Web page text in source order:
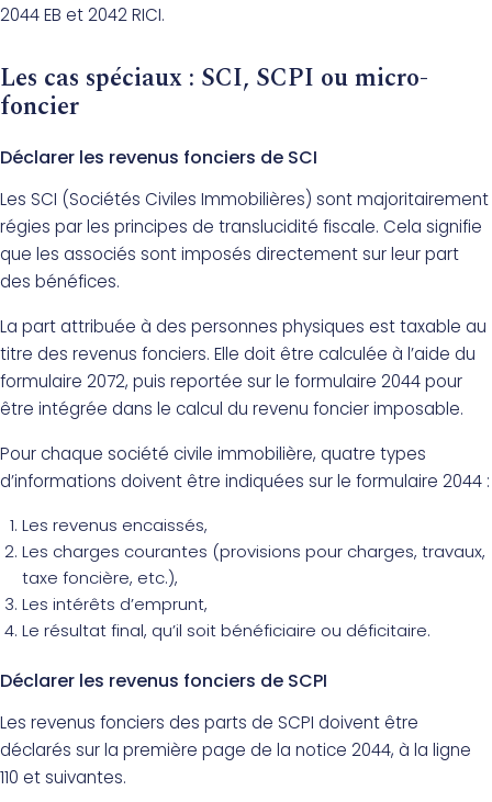
2044 EB et 2042 RICI.
Les cas spéciaux : SCI, SCPI ou micro-
foncier
Déclarer les revenus fonciers de SCI
Les SCI (Sociétés Civiles Immobilières) sont majoritairement
régies par les principes de translucidité fiscale. Cela signifie
que les associés sont imposés directement sur leur part
des bénéfices.
La part attribuée à des personnes physiques est taxable au
titre des revenus fonciers. Elle doit être calculée à l’aide du
formulaire 2072, puis reportée sur le formulaire 2044 pour
être intégrée dans le calcul du revenu foncier imposable.
Pour chaque société civile immobilière, quatre types
d’informations doivent être indiquées sur le formulaire 2044 :
Les revenus encaissés,
Les charges courantes (provisions pour charges, travaux,
taxe foncière, etc.),
Les intérêts d’emprunt,
Le résultat final, qu’il soit bénéficiaire ou déficitaire.
Déclarer les revenus fonciers de SCPI
Les revenus fonciers des parts de SCPI doivent être
déclarés sur la première page de la notice 2044, à la ligne
110 et suivantes.